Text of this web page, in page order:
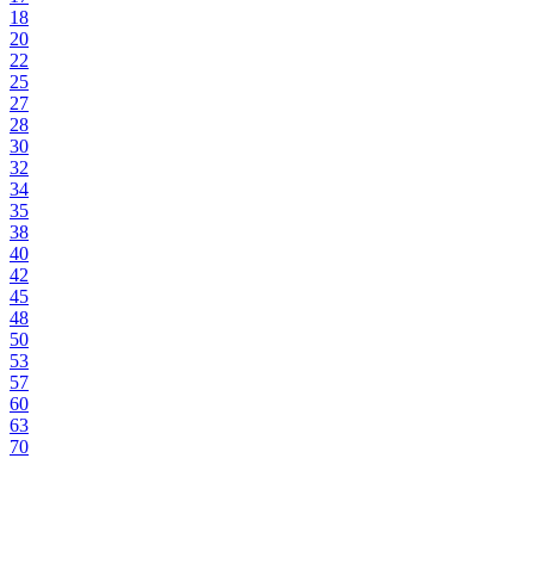
18
20
22
25
27
28
30
32
34
35
38
40
42
45
48
50
53
57
60
63
70